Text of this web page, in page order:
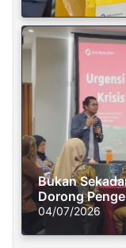
Bukan
Dorong
Solusi Krisis
04/07/2026